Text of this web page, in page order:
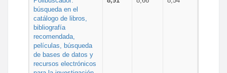
búsqueda en el
catálogo de libros,
bibliografía
recomendada,
películas, búsqueda
de bases de datos y
recursos electrónicos